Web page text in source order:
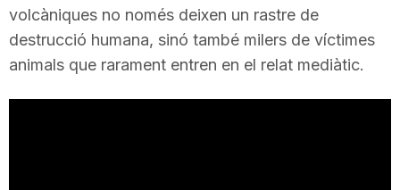
t
volcàniques no només deixen un rastre de
destrucció humana, sinó també milers de víctimes
animals que rarament entren en el relat mediàtic.